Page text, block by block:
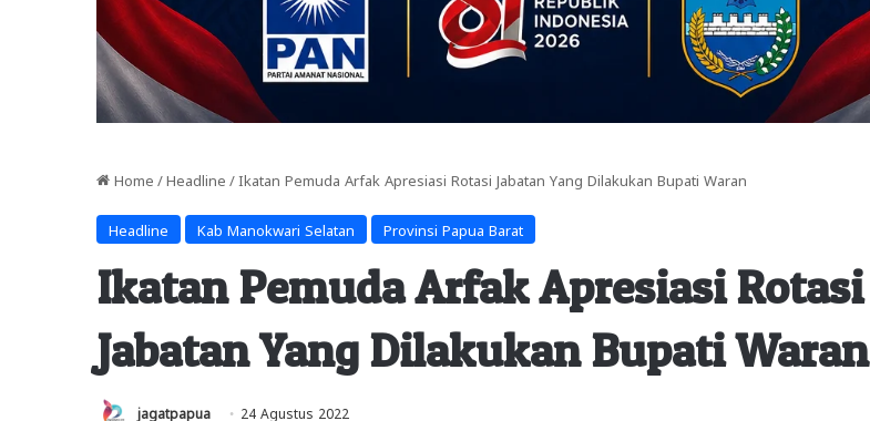
Home / Headline / Ikatan Pemuda Arfak Apresiasi Rotasi Jabatan Yang Dilakukan Bupati Waran
Headline Kab Manokwari Selatan Provinsi Papua Barat
Ikatan Pemuda Arfak Apresiasi Rotasi
Jabatan Yang Dilakukan Bupati Waran
jagatpapua 24 Agustus 2022